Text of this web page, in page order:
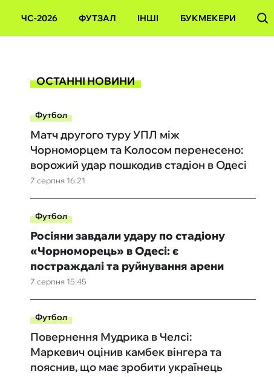
ЧС-2026 ФУТЗАЛ ІНШІ БУКМЕКЕРИ
ОСТАННІ НОВИНИ
Футбол
7 серпня 16:21
Матч другого туру УПЛ між
Чорноморцем та Колосом перенесено:
ворожий удар пошкодив стадіон в Одесі
Футбол
7 серпня 15:45
Росіяни завдали удару по стадіону
«Чорноморець» в Одесі: є
постраждалі та руйнування арени
Футбол
Повернення Мудрика в Челсі:
Маркевич оцінив камбек вінгера та
пояснив, що має зробити українець